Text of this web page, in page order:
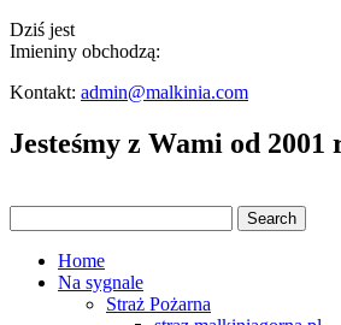
Dziś jest
Imieniny obchodzą:
Kontakt: admin@malkinia.com
Jesteśmy z Wami od 2001
Home
Na sygnale
Straż Pożarna